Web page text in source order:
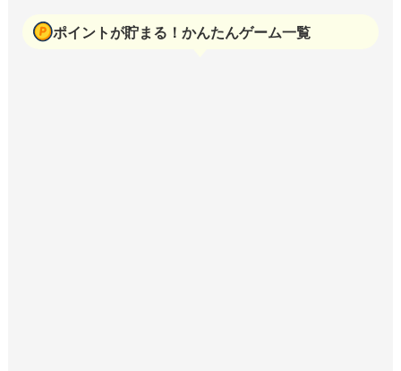
ポイントが貯まる！かんたんゲーム一覧